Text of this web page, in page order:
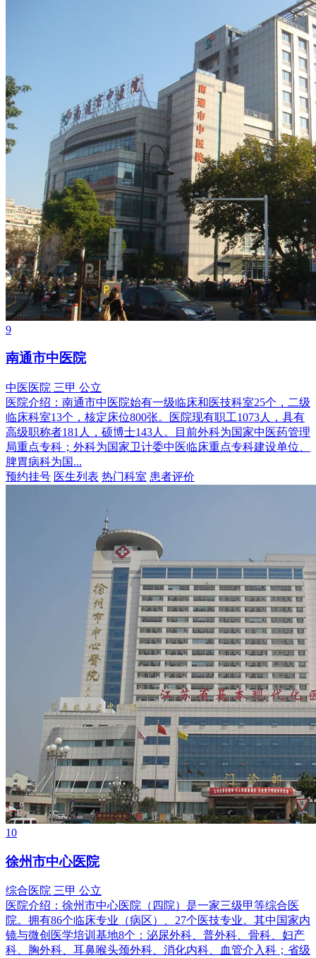
9
南通市中医院
中医医院 三甲 公立
医院介绍： 南通市中医院始有一级临床和医技科室25个，二级
临床科室13个，核定床位800张。医院现有职工1073人，具有
高级职称者181人，硕博士143人。目前外科为国家中医药管理
局重点专科；外科为国家卫计委中医临床重点专科建设单位、
脾胃病科为国...
预约挂号 医生列表 热门科室 患者评价
10
徐州市中心医院
综合医院 三甲 公立
医院介绍： 徐州市中心医院（四院）是一家三级甲等综合医
院。拥有86个临床专业（病区）、27个医技专业。其中国家内
镜与微创医学培训基地8个：泌尿外科、普外科、骨科、妇产
科、胸外科、耳鼻喉头颈外科、消化内科、血管介入科；省级